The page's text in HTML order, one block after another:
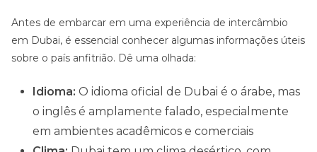
Antes de embarcar em uma experiência de intercâmbio
em Dubai, é essencial conhecer algumas informações úteis
sobre o país anfitrião. Dê uma olhada:
Idioma: O idioma oficial de Dubai é o árabe, mas
o inglês é amplamente falado, especialmente
em ambientes acadêmicos e comerciais